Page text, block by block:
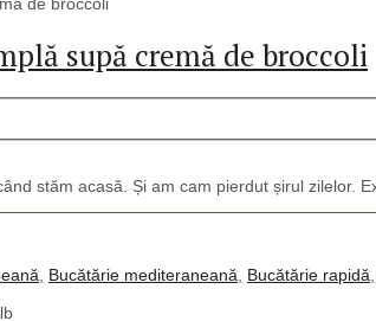
supă cremă de broccoli
stăm acasă. Și am cam pierdut șirul zilelor.
Bucătărie mediteraneană Bucătărie rapidă